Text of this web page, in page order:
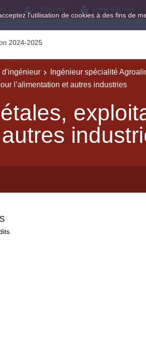
l'utilisation de cookies à des fins de
2024-2025
d'ingénieur Ingénieur spécialité
l’alimentation et autres industries